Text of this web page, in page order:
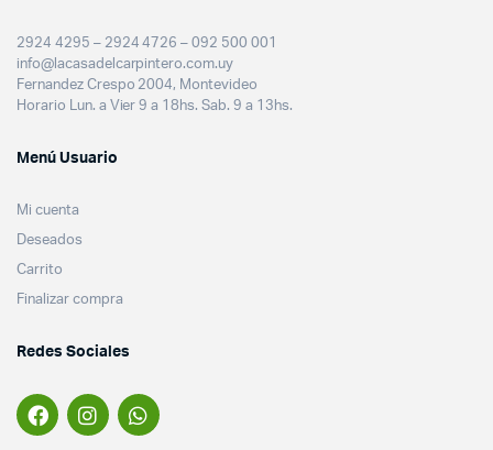
2924 4295 – 2924 4726 – 092 500 001
info@lacasadelcarpintero.com.uy
Fernandez Crespo 2004, Montevideo
Horario Lun. a Vier 9 a 18hs. Sab. 9 a 13hs.
Menú Usuario
Mi cuenta
Deseados
Carrito
Finalizar compra
Redes Sociales